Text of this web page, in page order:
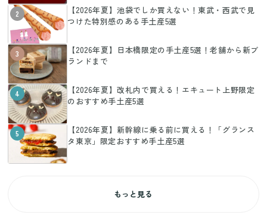
2
【2026年夏】池袋でしか買えない！東武・西武で見
つけた特別感のある手土産5選
3
【2026年夏】日本橋限定の手土産5選！老舗から新ブ
ランドまで
4
【2026年夏】改札内で買える！エキュート上野限定
のおすすめ手土産5選
5
【2026年夏】新幹線に乗る前に買える！「グランス
タ東京」限定おすすめ手土産5選
もっと見る